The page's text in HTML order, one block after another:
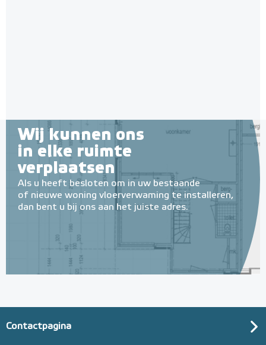
Wij kunnen ons
in elke ruimte
verplaatsen
Als u heeft besloten om in uw bestaande
of nieuwe woning vloerverwaming te installeren,
dan bent u bij ons aan het juiste adres.
Contactpagina